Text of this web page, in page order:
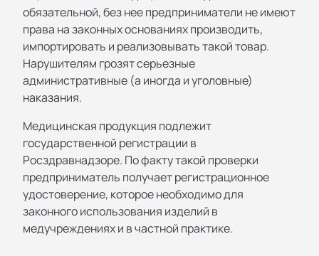
обязательной, без нее предприниматели не имеют
права на законных основаниях производить,
импортировать и реализовывать такой товар.
Нарушителям грозят серьезные
административные (а иногда и уголовные)
наказания.
Медицинская продукция подлежит
государственной регистрации в
Росздравнадзоре. По факту такой проверки
предприниматель получает регистрационное
удостоверение, которое необходимо для
законного использования изделий в
медучреждениях и в частной практике.